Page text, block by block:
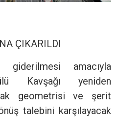
ÇIKARILDI
amacıyla
Kavşağı yeniden
geometrisi ve şerit
talebini karşılayacak